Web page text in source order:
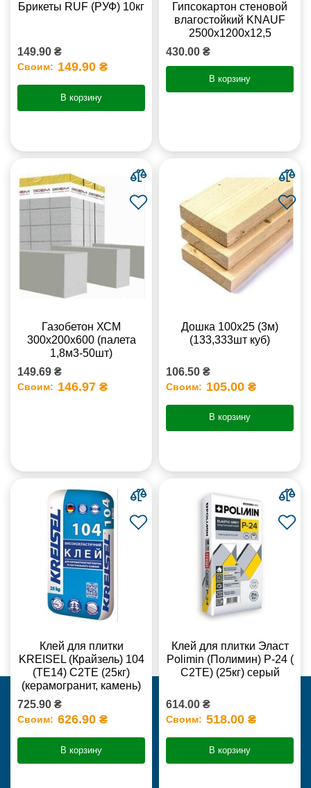
Брикеты RUF (РУФ) 10кг
149.90 ₴
Своим: 149.90 ₴
В корзину
Гипсокартон стеновой
влагостойкий KNAUF
2500х1200х12,5
430.00 ₴
В корзину
Газобетон ХСМ
300x200x600 (палета
1,8м3-50шт)
149.69 ₴
Своим: 146.97 ₴
Дошка 100х25 (3м)
(133,333шт куб)
106.50 ₴
Своим: 105.00 ₴
В корзину
Клей для плитки
KREISEL (Крайзель) 104
(ТЕ14) С2TE (25кг)
(керамогранит, камень)
725.90 ₴
Своим: 626.90 ₴
В корзину
Клей для плитки Эласт
Polimin (Полимин) Р-24 (
С2ТЕ) (25кг) серый
614.00 ₴
Своим: 518.00 ₴
В корзину